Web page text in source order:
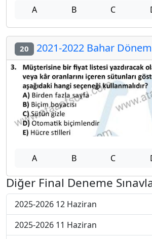
A B C
20 2021-2022 Bahar Dönemi
A B C
Diğer Final Deneme
2025-2026 12 Haziran
2025-2026 11 Haziran